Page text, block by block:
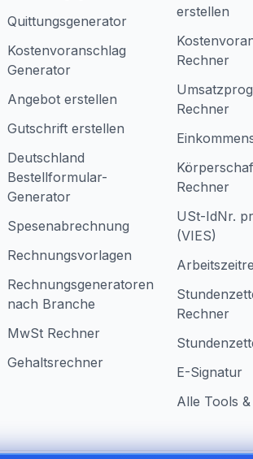
Quittungsgenerator
Kostenvoranschlag
Generator
Angebot erstellen
Gutschrift erstellen
Deutschland
Bestellformular-
Generator
Spesenabrechnung
Rechnungsvorlagen
Rechnungsgeneratoren
nach Branche
MwSt Rechner
Gehaltsrechner
erstellen
Rechner
Rechner
Rechner
USt-IdNr.
(VIES)
Rechner
E-Signatur
Alle Tools